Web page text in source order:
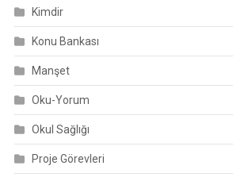
Kimdir
Konu Bankası
Manşet
Oku-Yorum
Okul Sağlığı
Proje Görevleri